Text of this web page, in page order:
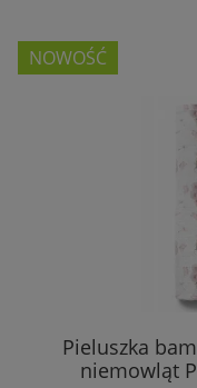
Pieluszka
niemowląt
NOWOŚĆ